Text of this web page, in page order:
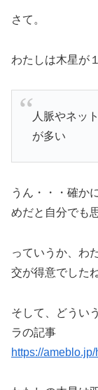
さて。
わたしは木星が
人脈やネッ
が多い
うん・・・確か
めだと自分でも
っていうか、わ
交が得意でしたね
そして、どうい
ラの記事
https://